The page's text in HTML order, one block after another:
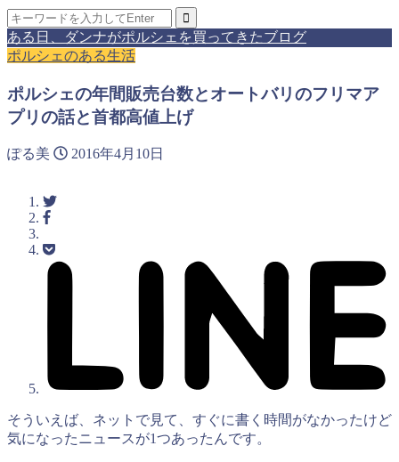
ある日、ダンナがポルシェを買ってきたブログ
ポルシェのある生活
ポルシェの年間販売台数とオートバリのフリマア
プリの話と首都高値上げ
ぽる美 2016年4月10日
そういえば、ネットで見て、すぐに書く時間がなかったけど
気になったニュースが1つあったんです。